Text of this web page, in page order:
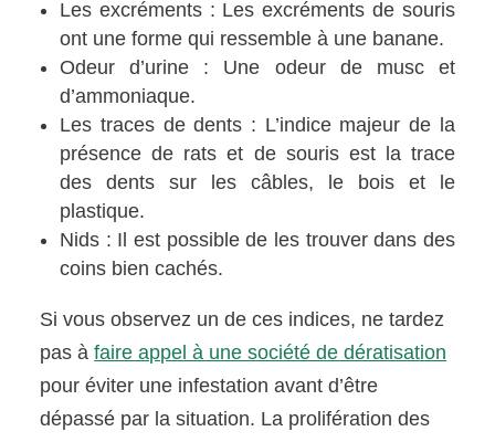
Les excréments : Les excréments de souris
ont une forme qui ressemble à une banane.
Odeur d’urine : Une odeur de musc et
d’ammoniaque.
Les traces de dents : L’indice majeur de la
présence de rats et de souris est la trace
des dents sur les câbles, le bois et le
plastique.
Nids : Il est possible de les trouver dans des
coins bien cachés.
Si vous observez un de ces indices, ne tardez
pas àfaire appel à une société de dératisation
pour éviter une infestation avant d’être
dépassé par la situation. La prolifération des